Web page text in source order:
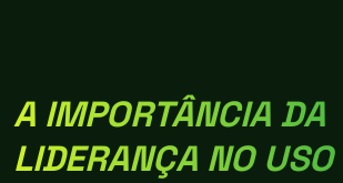
A IMPORTÂNCIA DA
LIDERANÇA NO